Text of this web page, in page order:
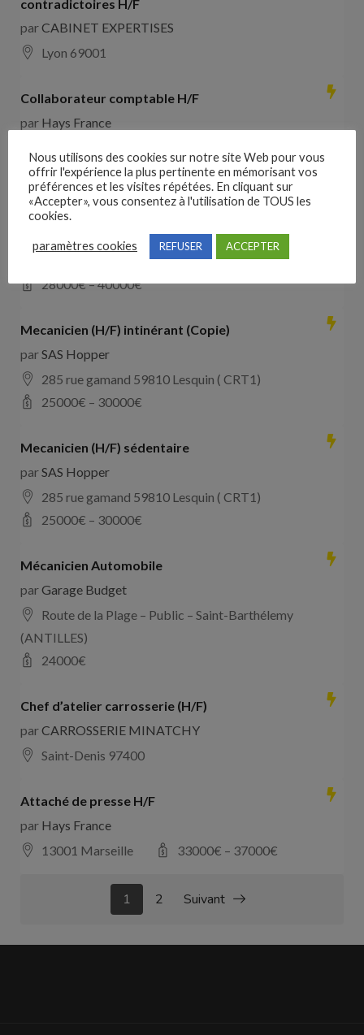
contradictoires H/F
parCABINET EXPERTISES
Lyon 69001
Collaborateur comptable H/F
par Hays France
Comducteur poids lourd avec expérience dans les
travaux publics
les landes de cassentin RD910
28000€ –40000€
Mecanicien (H/F) intinérant (Copie)
parSAS Hopper
285 rue gamand 59810 Lesquin ( CRT1)
25000€ – 30000€
Mecanicien (H/F) sédentaire
parSAS Hopper
285 rue gamand 59810 Lesquin ( CRT1)
25000€ – 30000€
Mécanicien Automobile
parGarage Budget
Route de la Plage – Public – Saint-Barthélemy
(ANTILLES)
24000€
Chef d’atelier carrosserie (H/F)
parCARROSSERIE MINATCHY
Saint-Denis 97400
Attaché de presse H/F
par Hays France
13001 Marseille
33000€ – 37000€
1 2 Suivant
Nous utilisons des cookies sur notre site Web pour vous
offrir l'expérience la plus pertinente en mémorisant vos
préférences et les visites répétées. En cliquant sur
«Accepter», vous consentez à l'utilisation de TOUS les
cookies.
paramètres cookies REFUSER ACCEPTER